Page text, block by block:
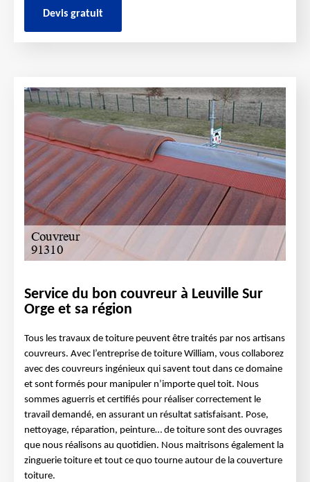
Devis gratuit
Service du bon couvreur à Leuville Sur
Orge et sa région
Tous les travaux de toiture peuvent être traités par nos artisans
couvreurs. Avec l’entreprise de toiture William, vous collaborez
avec des couvreurs ingénieux qui savent tout dans ce domaine
et sont formés pour manipuler n’importe quel toit. Nous
sommes aguerris et certifiés pour réaliser correctement le
travail demandé, en assurant un résultat satisfaisant. Pose,
nettoyage, réparation, peinture… de toiture sont des ouvrages
que nous réalisons au quotidien. Nous maitrisons également la
zinguerie toiture et tout ce quo tourne autour de la couverture
toiture.